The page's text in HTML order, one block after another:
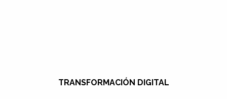
TRANSFORMACIÓN DIGITAL